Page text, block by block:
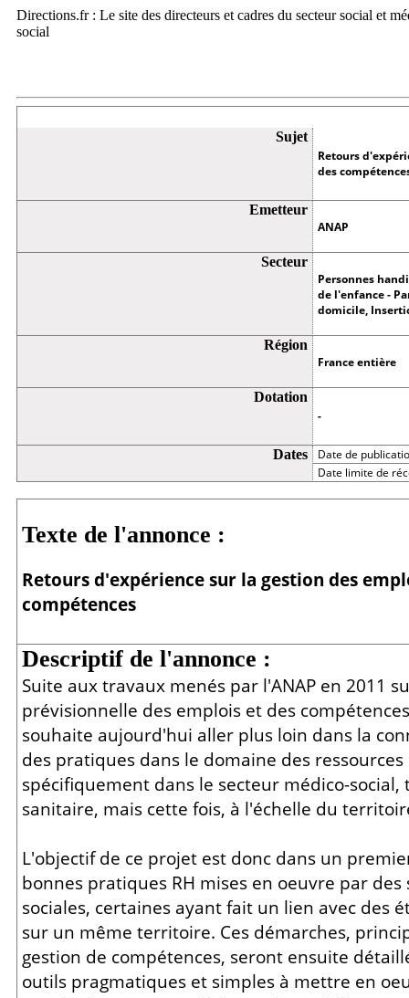
Directions.fr : Le site des directeurs et cadres du secteur social et
social
Sujet
Retours
des
Emetteur
ANAP
Secteur
Personnes
de l'enfance -
domicile,
Région
France entière
Dotation
-
Dates
Date de
Date limite de
Texte de l'annonce :
Retours d'expérience sur la gestion des
compétences
Descriptif de l'annonce :
Suite aux travaux menés par l'ANAP en 2011
prévisionnelle des emplois et des compétences
souhaite aujourd'hui aller plus loin dans la
des pratiques dans le domaine des
spécifiquement dans le secteur médico-
sanitaire, mais cette fois, à l'échelle du
L'objectif de ce projet est donc dans un
bonnes pratiques RH mises en oeuvre par
sociales, certaines ayant fait un lien avec des
sur un même territoire. Ces démarches,
gestion de compétences, seront ensuite
outils pragmatiques et simples à mettre en